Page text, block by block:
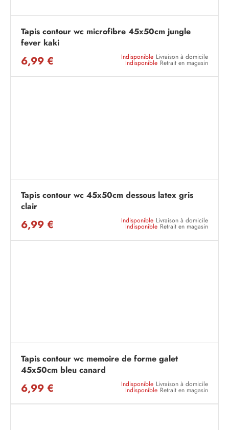
Tapis contour wc microfibre 45x50cm jungle
fever kaki
6,99 € Indisponible Livraison à domicile
Indisponible Retrait en magasin
Tapis contour wc 45x50cm dessous latex gris
clair
6,99 € Indisponible Livraison à domicile
Indisponible Retrait en magasin
Tapis contour wc memoire de forme galet
45x50cm bleu canard
6,99 € Indisponible Livraison à domicile
Indisponible Retrait en magasin